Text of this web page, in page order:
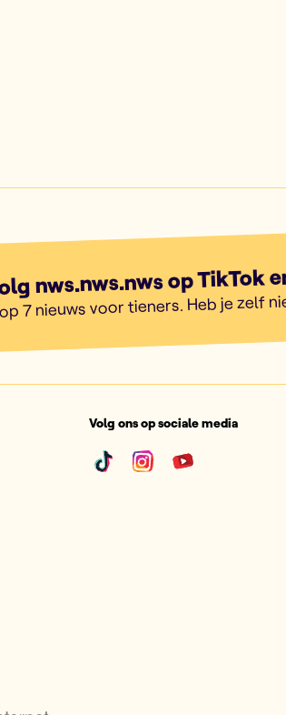
nws.nws.nws op TikTok
7 nieuws voor tieners. Heb je zelf
Volg ons op sociale media